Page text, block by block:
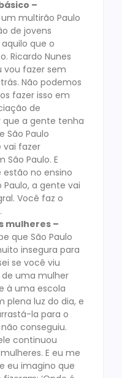
–
um multirão Paulo
de jovens
que o
Ricardo Nunes
vou fazer sem
Não podemos
fazer isso em
de
a gente tenha
São Paulo
vai fazer
Paulo. E
no ensino
a gente vai
Você faz o
mulheres –
que São Paulo
insegura para
se você viu
uma mulher
à uma escola
plena luz do dia, e
la para o
conseguiu.
continuou
E eu me
eu imagino que